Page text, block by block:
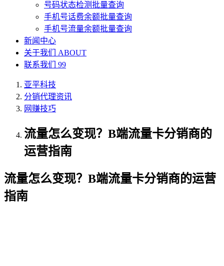
号码状态检测批量查询
手机号话费余额批量查询
手机号流量余额批量查询
新闻中心
关于我们 ABOUT
联系我们 99
亚平科技
分销代理资讯
网赚技巧
流量怎么变现？B端流量卡分销商的
运营指南
流量怎么变现？B端流量卡分销商的运营
指南